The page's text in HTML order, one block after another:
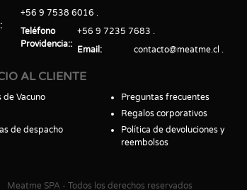
+56 9 7538 6016
Teléfono
Providencia:
+56 9 7235 7683
Email
contacto@meatme.cl
AL CLIENTE
de Vacuno
de despacho
Preguntas frecuentes
Regalos corporativos
Política de devoluciones y
reembolsos
Meatme SPA - Todos los derechos reservados